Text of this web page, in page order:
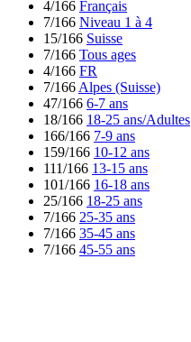
4/166 Français
7/166 Niveau 1 à 4
15/166 Suisse
7/166 Tous ages
4/166 FR
7/166 Alpes (Suisse)
47/166 6-7 ans
18/166 18-25 ans/Adultes
166/166 7-9 ans
159/166 10-12 ans
111/166 13-15 ans
101/166 16-18 ans
25/166 18-25 ans
7/166 25-35 ans
7/166 35-45 ans
7/166 45-55 ans